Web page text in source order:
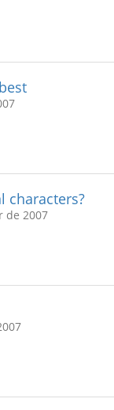
characters?
de 2007